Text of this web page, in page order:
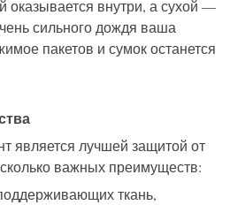
оказывается внутри, а сухой —
сильного дождя ваша
пакетов и сумок останется
является лучшей защитой от
важных преимуществ:
ткань,